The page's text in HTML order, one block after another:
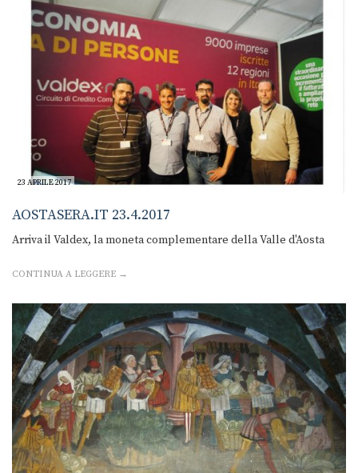
23 APRILE 2017
AOSTASERA.IT 23.4.2017
Arriva il Valdex, la moneta complementare della Valle d'Aosta
CONTINUA A LEGGERE →